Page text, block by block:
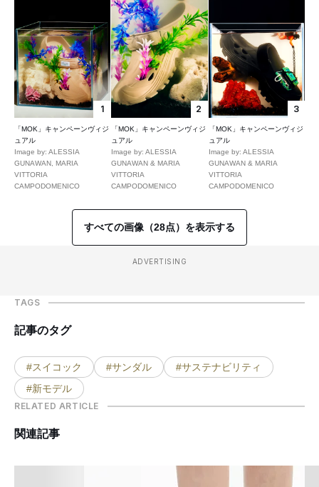
1
「MOK」キャンペーンヴィジ
ュアル
Image by: ALESSIA
GUNAWAN, MARIA
VITTORIA
CAMPODOMENICO
2
「MOK」キャンペーンヴィジ
ュアル
Image by: ALESSIA
GUNAWAN & MARIA
VITTORIA
CAMPODOMENICO
3
「MOK」キャンペーンヴィジ
ュアル
Image by: ALESSIA
GUNAWAN & MARIA
VITTORIA
CAMPODOMENICO
すべての画像（28点）を表示する
ADVERTISING
TAGS
記事のタグ
#スイコック #サンダル
#サステナビリティ
#新モデル
RELATED ARTICLE
関連記事